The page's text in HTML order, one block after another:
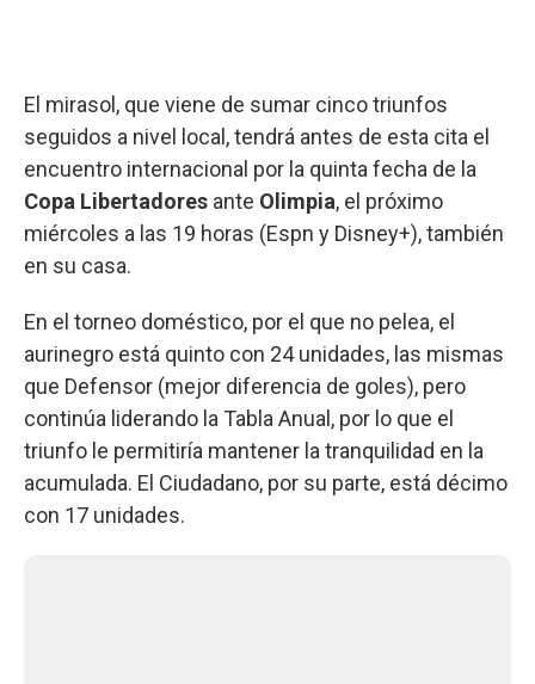
El mirasol, que viene de sumar cinco triunfos
seguidos a nivel local, tendrá antes de esta cita el
encuentro internacional por la quinta fecha de la
Copa Libertadores ante Olimpia, el próximo
miércoles a las 19 horas (Espn y Disney+), también
en su casa.
En el torneo doméstico, por el que no pelea, el
aurinegro está quinto con 24 unidades, las mismas
que Defensor (mejor diferencia de goles), pero
continúa liderando la Tabla Anual, por lo que el
triunfo le permitiría mantener la tranquilidad en la
acumulada. El Ciudadano, por su parte, está décimo
con 17 unidades.